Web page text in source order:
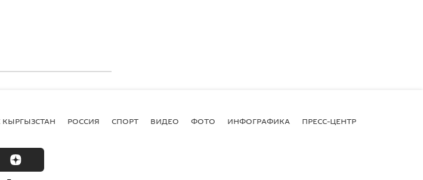
КЫРГЫЗСТАН РОССИЯ СПОРТ ВИДЕО ФОТО ИНФОГРАФИКА ПРЕСС-ЦЕНТР